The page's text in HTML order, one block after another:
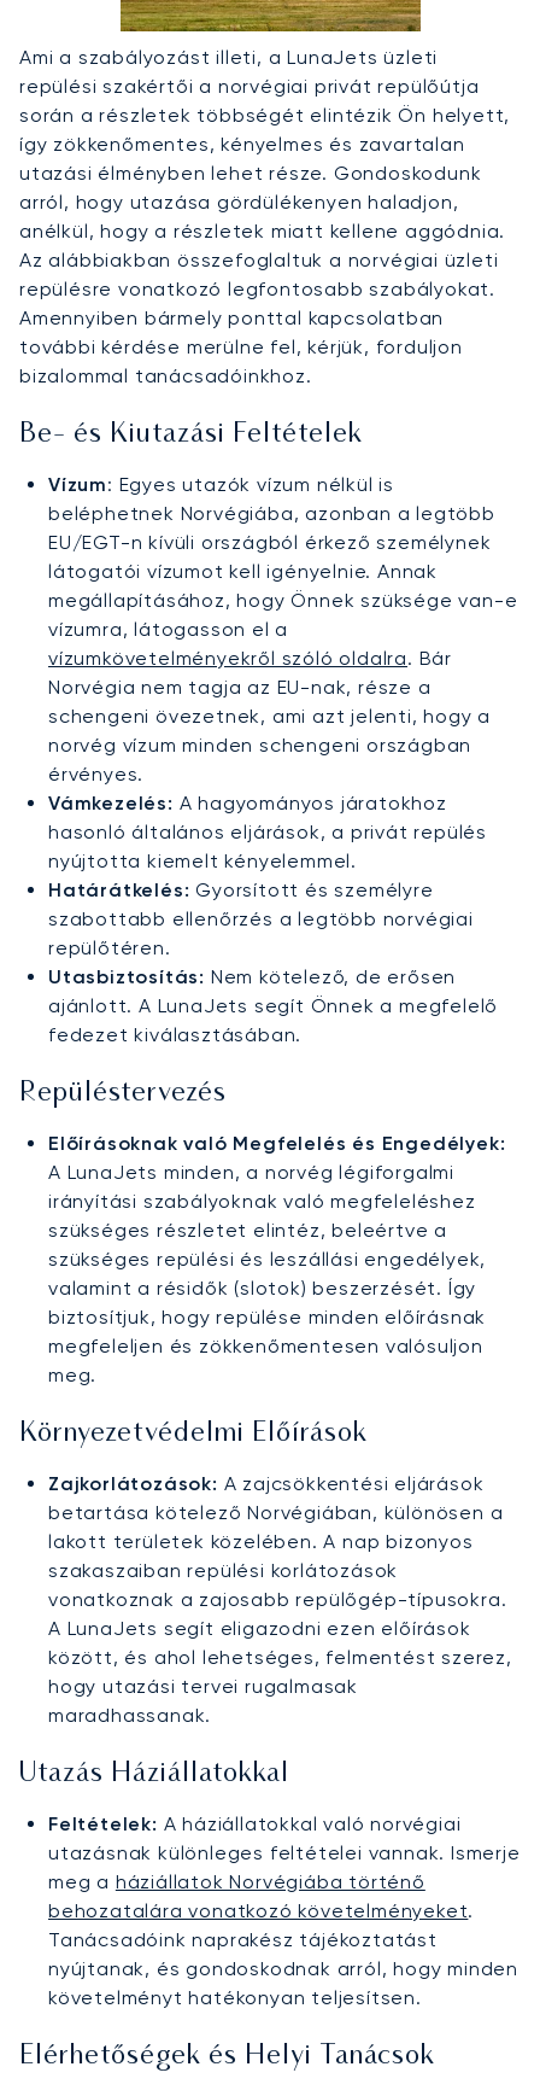
Ami a szabályozást illeti, a LunaJets üzleti
repülési szakértői a norvégiai privát repülőútja
során a részletek többségét elintézik Ön helyett,
így zökkenőmentes, kényelmes és zavartalan
utazási élményben lehet része. Gondoskodunk
arról, hogy utazása gördülékenyen haladjon,
anélkül, hogy a részletek miatt kellene aggódnia.
Az alábbiakban összefoglaltuk a norvégiai üzleti
repülésre vonatkozó legfontosabb szabályokat.
Amennyiben bármely ponttal kapcsolatban
további kérdése merülne fel, kérjük, forduljon
bizalommal tanácsadóinkhoz.
Be- és Kiutazási Feltételek
Vízum: Egyes utazók vízum nélkül is
beléphetnek Norvégiába, azonban a legtöbb
EU/EGT-n kívüli országból érkező személynek
látogatói vízumot kell igényelnie. Annak
megállapításához, hogy Önnek szüksége van-e
vízumra, látogasson el a
vízumkövetelményekről szóló oldalra. Bár
Norvégia nem tagja az EU-nak, része a
schengeni övezetnek, ami azt jelenti, hogy a
norvég vízum minden schengeni országban
érvényes.
Vámkezelés: A hagyományos járatokhoz
hasonló általános eljárások, a privát repülés
nyújtotta kiemelt kényelemmel.
Határátkelés: Gyorsított és személyre
szabottabb ellenőrzés a legtöbb norvégiai
repülőtéren.
Utasbiztosítás: Nem kötelező, de erősen
ajánlott. A LunaJets segít Önnek a megfelelő
fedezet kiválasztásában.
Repüléstervezés
Előírásoknak való Megfelelés és Engedélyek:
A LunaJets minden, a norvég légiforgalmi
irányítási szabályoknak való megfeleléshez
szükséges részletet elintéz, beleértve a
szükséges repülési és leszállási engedélyek,
valamint a résidők (slotok) beszerzését. Így
biztosítjuk, hogy repülése minden előírásnak
megfeleljen és zökkenőmentesen valósuljon
meg.
Környezetvédelmi Előírások
Zajkorlátozások: A zajcsökkentési eljárások
betartása kötelező Norvégiában, különösen a
lakott területek közelében. A nap bizonyos
szakaszaiban repülési korlátozások
vonatkoznak a zajosabb repülőgép-típusokra.
A LunaJets segít eligazodni ezen előírások
között, és ahol lehetséges, felmentést szerez,
hogy utazási tervei rugalmasak
maradhassanak.
Utazás Háziállatokkal
Feltételek: A háziállatokkal való norvégiai
utazásnak különleges feltételei vannak. Ismerje
meg a háziállatok Norvégiába történő
behozatalára vonatkozó követelményeket.
Tanácsadóink naprakész tájékoztatást
nyújtanak, és gondoskodnak arról, hogy minden
követelményt hatékonyan teljesítsen.
Elérhetőségek és Helyi Tanácsok